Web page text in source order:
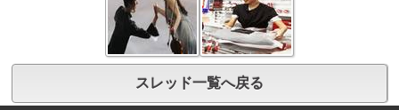
スレッド一覧へ戻る